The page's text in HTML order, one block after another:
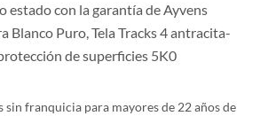
estado con la garantía de Ayvens
Blanco Puro, Tela Tracks 4 antracita-
de superficies 5K0
franquicia para mayores de 22 años de